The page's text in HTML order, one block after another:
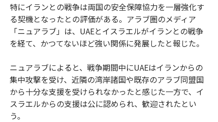
特にイランとの戦争は両国の安全保障協力を一層強化す
る契機となったとの評価がある。アラブ圏のメディア
「ニュアラブ」は、UAEとイスラエルがイランとの戦争
を経て、かつてないほど強い関係に発展したと報じた。
ニュアラブによると、戦争期間中にUAEはイランからの
集中攻撃を受け、近隣の湾岸諸国や既存のアラブ同盟国
から十分な支援を受けられなかったと感じた一方で、イ
スラエルからの支援は公に認められ、歓迎されたとい
う。